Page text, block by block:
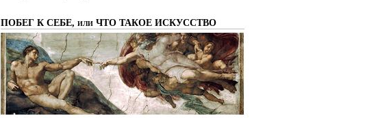
ПОБЕГ К СЕБЕ, или ЧТО ТАКОЕ ИСКУССТВО